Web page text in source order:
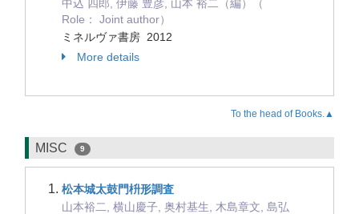
中込 四郎, 伊藤 豊彦, 山本 裕二（編）（
Role： Joint author）
ミネルヴァ書房 2012
More details
To the head of Books.▲
MISC 9
松本城太鼓門枡形調査
山本裕二, 横山慶子, 奥村基生, 木島章文, 島弘